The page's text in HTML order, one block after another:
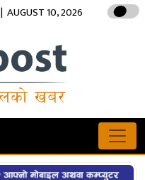
| AUGUST 10, 2026